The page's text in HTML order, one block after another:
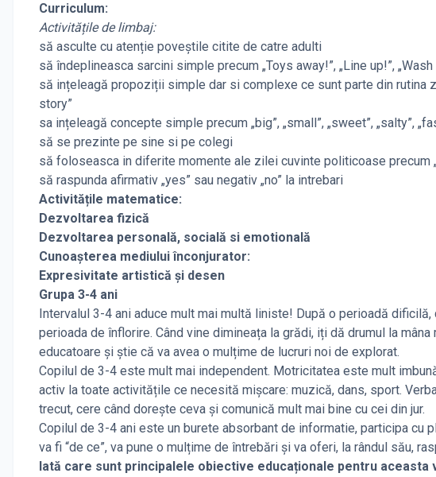
Curriculum:
Activitățile de limbaj:
să asculte cu atenție poveștile citite de catre adulti
să îndeplineasca sarcini simple precum „Toys away!”, „Line up!”, „Wash
să ințeleagă propoziții simple dar si complexe ce sunt parte din rutina
story”
sa ințeleagă concepte simple precum „big”, „small”, „sweet”, „salty”,
să se prezinte pe sine si pe colegi
să foloseasca in diferite momente ale zilei cuvinte politicoase precum
să raspunda afirmativ „yes” sau negativ „no” la intrebari
Activitățile matematice:
Dezvoltarea fizică
Dezvoltarea personală, socială si emotională
Cunoașterea mediului înconjurator:
Expresivitate artistică și desen
Grupa 3-4 ani
Intervalul 3-4 ani aduce mult mai multă liniste! După o perioadă
perioada de înflorire. Când vine dimineața la grădi, iți dă drumul la
educatoare și știe că va avea o mulțime de lucruri noi de explorat.
Copilul de 3-4 este mult mai independent. Motricitatea este mult
activ la toate activitățile ce necesită mișcare: muzică, dans, sport.
trecut, cere când dorește ceva și comunică mult mai bine cu cei din jur.
Copilul de 3-4 ani este un burete absorbant de informatie, participa cu
va fi “de ce”, va pune o mulțime de întrebări și va oferi, la rândul său,
Iată care sunt principalele obiective educaționale pentru